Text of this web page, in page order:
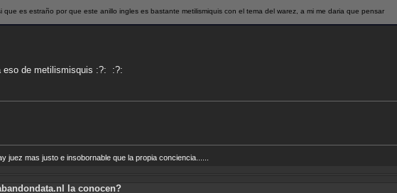
que es estraño por que este anillo ingles es bastante metilismiquis con el tema del warez, a mi me daria que pensar
eso de metilismisquis :?: :?:
juez mas justo e insobornable que la propia conciencia......
la conocen?